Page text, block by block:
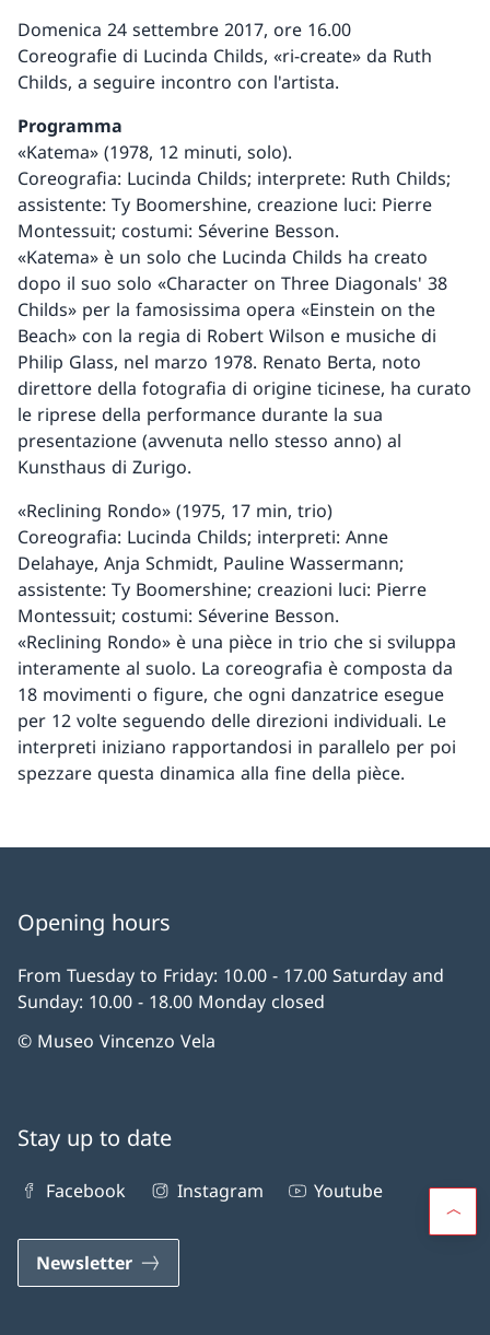
Domenica 24 settembre 2017, ore 16.00
Coreografie di Lucinda Childs, «ri-create» da Ruth
Childs, a seguire incontro con l'artista.
Programma
«Katema» (1978, 12 minuti, solo).
Coreografia: Lucinda Childs; interprete: Ruth Childs;
assistente: Ty Boomershine, creazione luci: Pierre
Montessuit; costumi: Séverine Besson.
«Katema» è un solo che Lucinda Childs ha creato
dopo il suo solo «Character on Three Diagonals' 38
Childs» per la famosissima opera «Einstein on the
Beach» con la regia di Robert Wilson e musiche di
Philip Glass, nel marzo 1978. Renato Berta, noto
direttore della fotografia di origine ticinese, ha curato
le riprese della performance durante la sua
presentazione (avvenuta nello stesso anno) al
Kunsthaus di Zurigo.
«Reclining Rondo» (1975, 17 min, trio)
Coreografia: Lucinda Childs; interpreti: Anne
Delahaye, Anja Schmidt, Pauline Wassermann;
assistente: Ty Boomershine; creazioni luci: Pierre
Montessuit; costumi: Séverine Besson.
«Reclining Rondo» è una pièce in trio che si sviluppa
interamente al suolo. La coreografia è composta da
18 movimenti o figure, che ogni danzatrice esegue
per 12 volte seguendo delle direzioni individuali. Le
interpreti iniziano rapportandosi in parallelo per poi
spezzare questa dinamica alla fine della pièce.
Opening hours
From Tuesday to Friday: 10.00 - 17.00 Saturday and
Sunday: 10.00 - 18.00 Monday closed
© Museo Vincenzo Vela
Stay up to date
Facebook Instagram Youtube
Newsletter